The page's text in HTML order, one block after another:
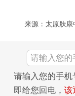
来源：太原肤
请输入您的手
即给您回电， 该